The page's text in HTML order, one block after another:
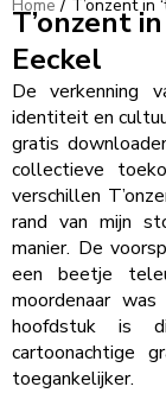
Home T’onzent in
T’onzent
Eeckel
De verkenning
identiteit en
gratis
collectieve
verschillen
rand van mijn
manier. De
een beetje
moordenaar
hoofdstuk is
cartoonachtige
toegankelijker.